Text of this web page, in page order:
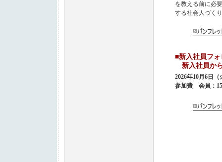
を教える前に必
する社会人づく
■新入社員
新入社員か
2026年10月6日（
参加費 会員：